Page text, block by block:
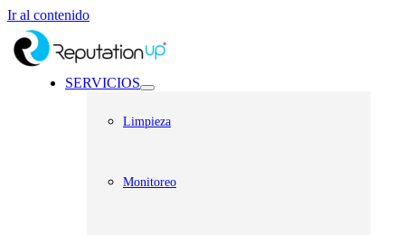
Ir al contenido
SERVICIOS
Limpieza
Monitoreo